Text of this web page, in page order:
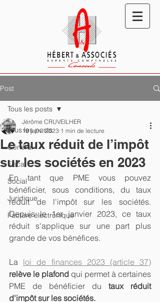
Post
Tous les posts
Général
Fiscal
Social
Juridique
Facture électronique
Tous les posts
Le taux réduit de l’impôt
sur les sociétés en 2023
Jérôme CRUVEILHER
19 janv. 2023 1 min de lecture
En tant que PME vous pouvez
bénéficier, sous conditions, du taux
réduit de l'impôt sur les sociétés.
Depuis le 1er janvier 2023, ce taux
réduit s'applique sur une part plus
grande de vos bénéfices.
La loi de finances 2023 (article 37)
relève le plafond qui permet à certaines
PME de bénéficier du taux réduit
d'impôt sur les sociétés.